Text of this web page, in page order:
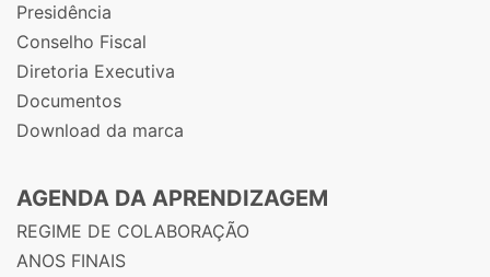
Presidência
Conselho Fiscal
Diretoria Executiva
Documentos
Download da marca
AGENDA DA APRENDIZAGEM
REGIME DE COLABORAÇÃO
ANOS FINAIS